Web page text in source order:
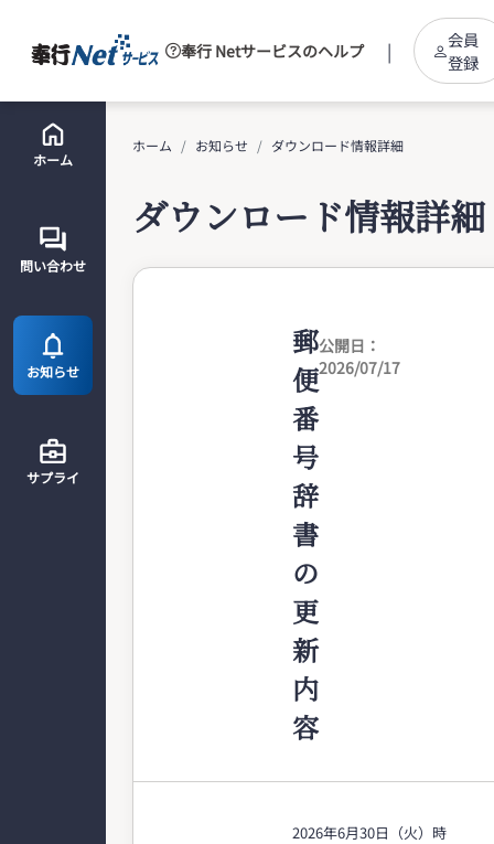
奉行 Netサービスのヘルプ |
会員
登録
ホーム
問い合わせ
お知らせ
サプライ
ホーム お知らせ ダウンロード情報詳細
ダウンロード情報詳細
郵
便
番
号
辞
書
の
更
新
内
容
公開日：
2026/07/17
2026年6月30日（火）時